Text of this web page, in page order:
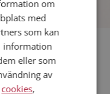
Beata,Maria,
om
med
som kan
information
eller som
av
cookies,